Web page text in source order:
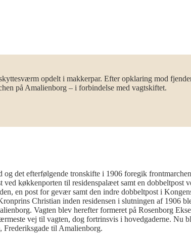
opdelt i makkerpar. Efter opklaring mod
på Amalienborg – i forbindelse med vagtskiftet.
og det efterfølgende tronskifte i 1906 foregik
køkkenporten til residenspalæet samt en
en post for gevær samt den indre dobbeltpost i
Christian inden residensen i slutningen af 1906
Vagten blev herefter formeret på Rosenborg
vej til vagten, dog fortrinsvis i hovedgaderne. Nu
Frederiksgade til Amalienborg.